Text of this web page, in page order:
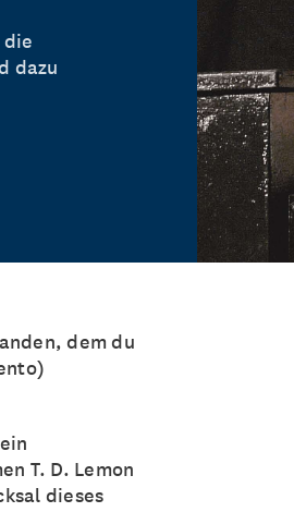
dazu
dem du
T. D. Lemon
dieses